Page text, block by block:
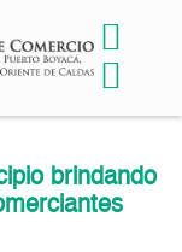
brindando